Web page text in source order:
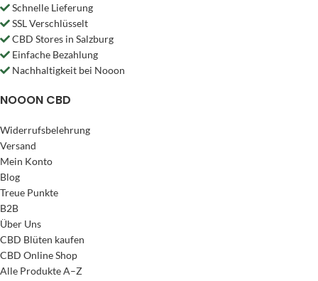
Schnelle Lieferung
SSL Verschlüsselt
CBD Stores in Salzburg
Einfache Bezahlung
Nachhaltigkeit bei Nooon
NOOON CBD
Widerrufsbelehrung
Versand
Mein Konto
Blog
Treue Punkte
B2B
Über Uns
CBD Blüten kaufen
CBD Online Shop
Alle Produkte A–Z